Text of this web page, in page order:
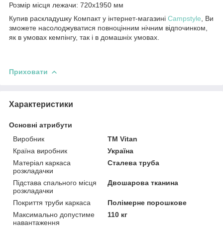
Розмір місця лежачи: 720х1950 мм
Купив раскладушку Компакт у інтернет-магазині Campstyle , Ви
зможете насолоджуватися повноцінним нічним відпочинком,
як в умовах кемпінгу, так і в домашніх умовах.
Приховати
Характеристики
Основні атрибути
Виробник
ТМ Vitan
Країна виробник
Україна
Матеріал каркаса
розкладачки
Сталева труба
Підстава спального місця
розкладачки
Двошарова тканина
Покриття труби каркаса
Полімерне порошкове
Максимально допустиме
навантаження
110 кг